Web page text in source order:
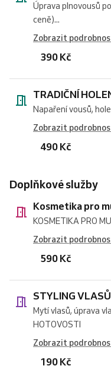
Úprava plnovousů
ceně)...
Zobrazit
390 Kč
TRADIČNÍ
Napaření vousů,
Zobrazit
490 Kč
Doplňkové služby
Kosmetika pro
KOSMETIKA PRO
Zobrazit
590 Kč
STYLING VLASŮ
Mytí vlasů, úprava
HOTOVOSTI
Zobrazit
190 Kč